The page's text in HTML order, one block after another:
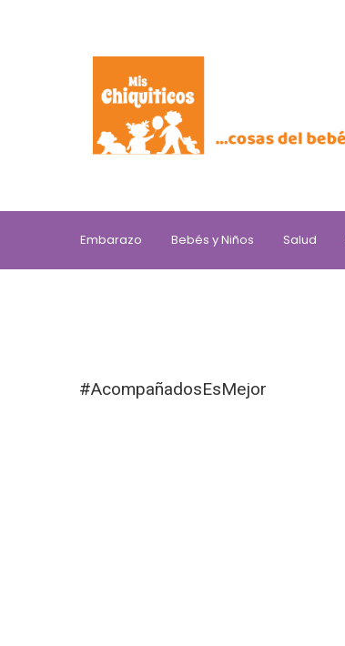
Embarazo Bebés y Niños Salud
#AcompañadosEsMejor